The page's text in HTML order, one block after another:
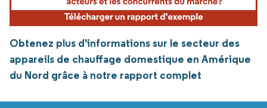
Obtenez plus d'informations sur le secteur des
appareils de chauffage domestique en Amérique
du Nord grâce à notre rapport complet